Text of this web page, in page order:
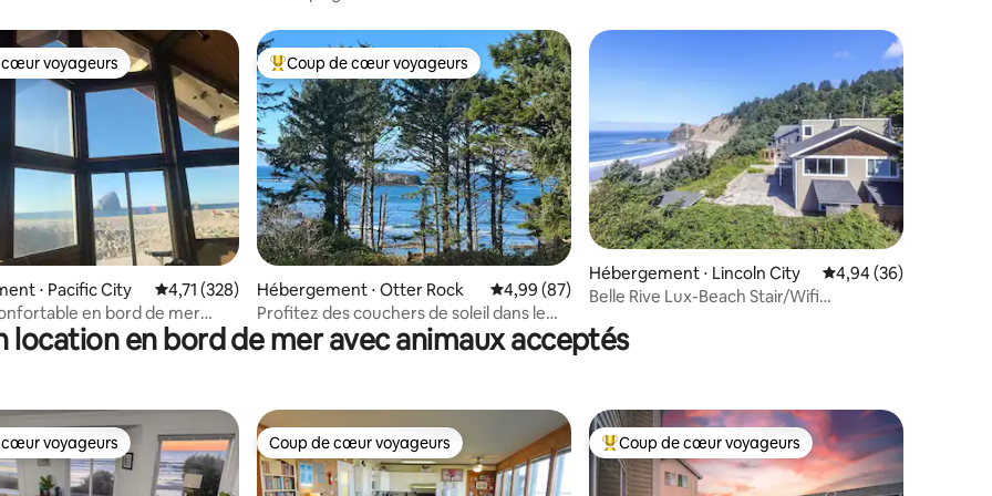
sur la base de 14 commentaires : 5 sur 5
voyageurs
voyageurs
⋅ Pacific City Évaluation moyenne sur la base de 328 commentaires : 4,71 sur 5
4,71 (328)
en bord de mer
Coups de cœur voyageurs les plus appréciés
Coup de cœur voyageurs
Hébergement ⋅ Otter Rock Évaluation moyenne sur la base de 87 commentaires : 4,99 sur 5
4,99 (87)
Profitez des couchers de soleil dans le
jacuzzi + surf + explorez Otter Rock !
Hébergement ⋅ Lincoln City Évaluation moyenne
4,94 (36)
Belle Rive Lux-Beach Stair/Wifi
location en bord de mer avec animaux acceptés
voyageurs
voyageurs Coup de cœur voyageurs
Coup de cœur voyageurs Coups de cœur voyageurs les plus appréciés
Coup de cœur voyageurs